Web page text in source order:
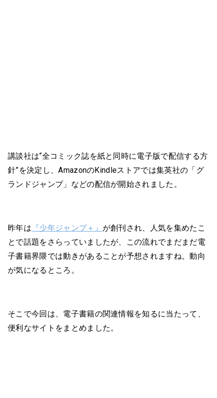
講談社は“全コミック誌を紙と同時に電子版で配信する方
針”を決定し、AmazonのKindleストアでは集英社の「グ
ランドジャンプ」などの配信が開始されました。
昨年は 『少年ジャンプ＋』 が創刊され、人気を集めたこ
とで話題をさらっていましたが、この流れでまだまだ電
子書籍界隈では動きがあることが予想されますね。動向
が気になるところ。
そこで今回は、電子書籍の関連情報を知るに当たって、
便利なサイトをまとめました。